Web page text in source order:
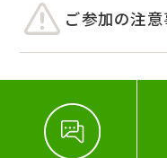
ご参加の注